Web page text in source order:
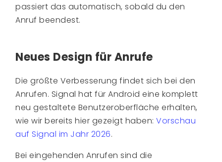
passiert das automatisch, sobald du den
Anruf beendest.
Neues Design für Anrufe
Die größte Verbesserung findet sich bei den
Anrufen. Signal hat für Android eine komplett
neu gestaltete Benutzeroberfläche erhalten,
wie wir bereits hier gezeigt haben:Vorschau
auf Signal im Jahr 2026.
Bei eingehenden Anrufen sind die